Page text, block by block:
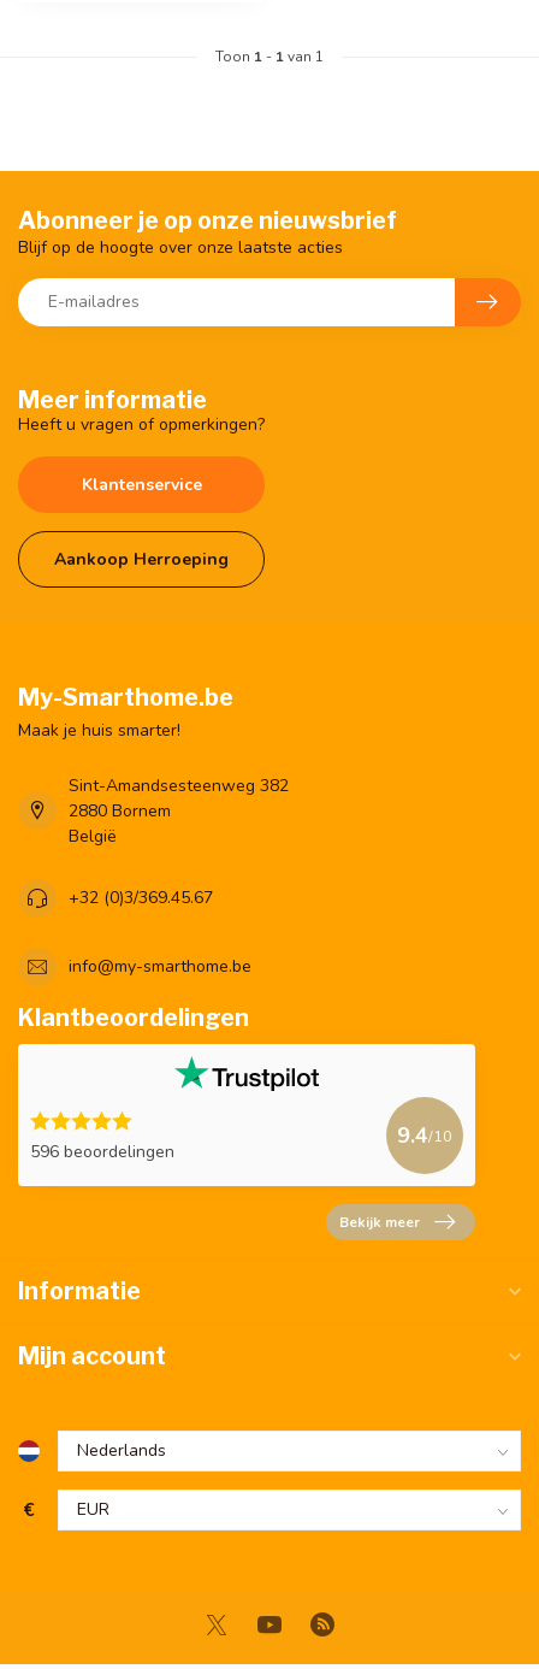
Toon 1 - 1van 1
Meer informatie
Heeft u vragen of opmerkingen?
Klantenservice
Aankoop Herroeping
Abonneer je op onze nieuwsbrief
Blijf op de hoogte over onze laatste acties
My-Smarthome.be
Maak je huis smarter!
Sint-Amandsesteenweg 382
2880 Bornem
België
+32 (0)3/369.45.67
info@my-smarthome.be
Klantbeoordelingen
596 beoordelingen
9.4/10
Bekijk meer
Informatie
Mijn account
€